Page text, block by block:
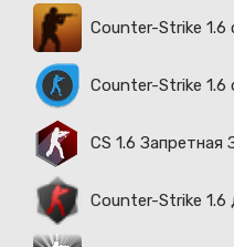
Counter-Strike 1.6
Counter-Strike
CS 1.6 Запретная